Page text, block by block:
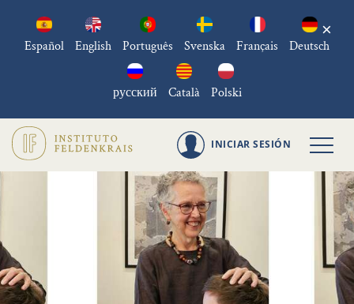
Español English Português Svenska Français Deutsch
русский Català Polski
×
INICIAR SESIÓN